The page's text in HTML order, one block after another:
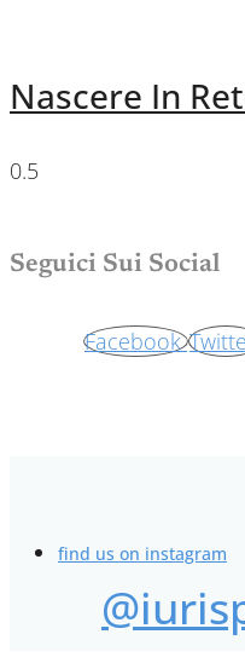
Nascere In
Seguici Sui Social
Facebook
find us on instagram